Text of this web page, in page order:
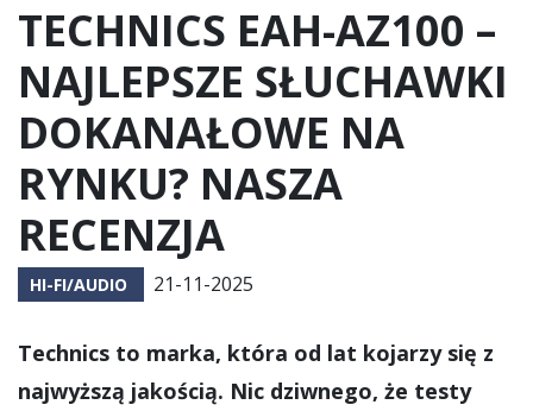
TECHNICS EAH-AZ100 –
NAJLEPSZE SŁUCHAWKI
DOKANAŁOWE NA
RYNKU? NASZA
RECENZJA
HI-FI/AUDIO 21-11-2025
Technics to marka, która od lat kojarzy się z
najwyższą jakością. Nic dziwnego, że testy